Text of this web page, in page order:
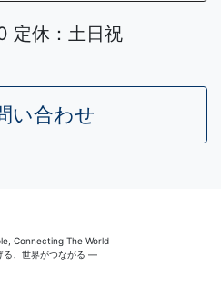
定休：土日祝
い合わせ
Connecting The World
、世界がつながる ―